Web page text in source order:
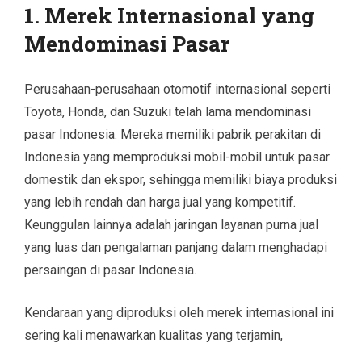
1. Merek Internasional yang
Mendominasi Pasar
Perusahaan-perusahaan otomotif internasional seperti
Toyota, Honda, dan Suzuki telah lama mendominasi
pasar Indonesia. Mereka memiliki pabrik perakitan di
Indonesia yang memproduksi mobil-mobil untuk pasar
domestik dan ekspor, sehingga memiliki biaya produksi
yang lebih rendah dan harga jual yang kompetitif.
Keunggulan lainnya adalah jaringan layanan purna jual
yang luas dan pengalaman panjang dalam menghadapi
persaingan di pasar Indonesia.
Kendaraan yang diproduksi oleh merek internasional ini
sering kali menawarkan kualitas yang terjamin,